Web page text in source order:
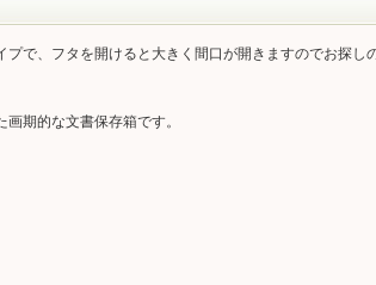
で、フタを開けると大きく間口が開きますのでお探し
期的な文書保存箱です。